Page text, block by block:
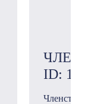
ЧЛЕН
ID:
Членство в